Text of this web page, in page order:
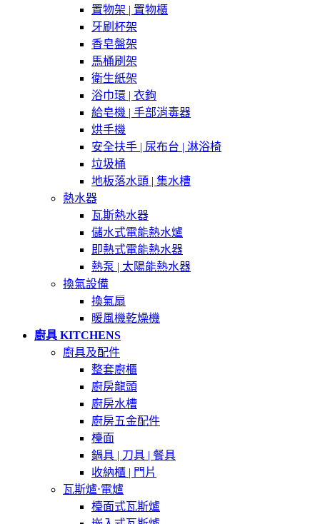
置物架 | 置物櫃
牙刷杯架
香皂盤架
馬桶刷架
衛生紙架
浴巾環 | 衣鉤
給皂機 | 手部消毒器
烘手機
安全扶手 | 尿布台 | 淋浴椅
垃圾桶
地板落水頭 | 集水槽
熱水器
瓦斯熱水器
儲水式電能熱水爐
即熱式電能熱水器
熱泵 | 太陽能熱水器
換氣設備
換氣扇
暖風機乾燥機
廚具 KITCHENS
廚具及配件
整套廚櫃
廚房龍頭
廚房水槽
廚房五金配件
檯面
鍋具 | 刀具 | 餐具
收納櫃 | 門片
瓦斯爐⋅電爐
檯面式瓦斯爐